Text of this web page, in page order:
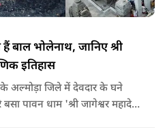
बाल भोलेनाथ, जानिए श्री
इतिहास
के अल्मोड़ा जिले में देवदार के घने
पावन धाम 'श्री जागेश्वर महादेव